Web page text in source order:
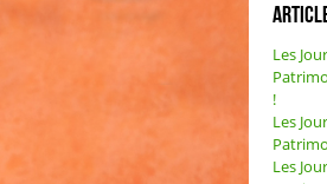
Les
!
Les
Les